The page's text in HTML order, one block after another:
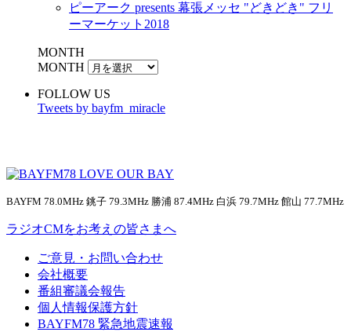
ピーアーク presents 幕張メッセ "どきどき" フリ
ーマーケット2018
MONTH
MONTH
FOLLOW US
Tweets by bayfm_miracle
BAYFM 78.0MHz 銚子 79.3MHz 勝浦 87.4MHz 白浜 79.7MHz 館山 77.7MHz
ラジオCMをお考えの皆さまへ
ご意見・お問い合わせ
会社概要
番組審議会報告
個人情報保護方針
BAYFM78 緊急地震速報